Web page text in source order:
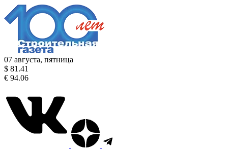
07 августа, пятница
$ 81.41
€ 94.06